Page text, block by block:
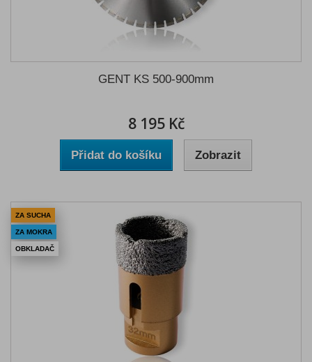
GENT KS 500-900mm
8 195 Kč
Přidat do košíku Zobrazit
ZA SUCHA
ZA MOKRA
OBKLADAČ